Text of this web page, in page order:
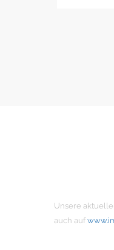
Unsere
auch auf